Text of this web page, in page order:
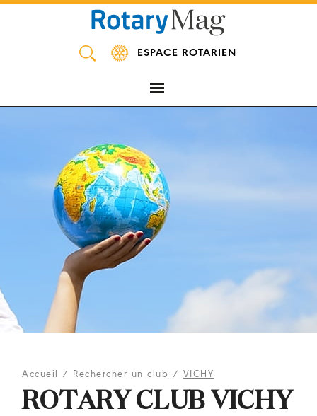
ESPACE ROTARIEN
Accueil / Rechercher un club / VICHY
ROTARY CLUB VICHY
Panneau de gestion des cookies